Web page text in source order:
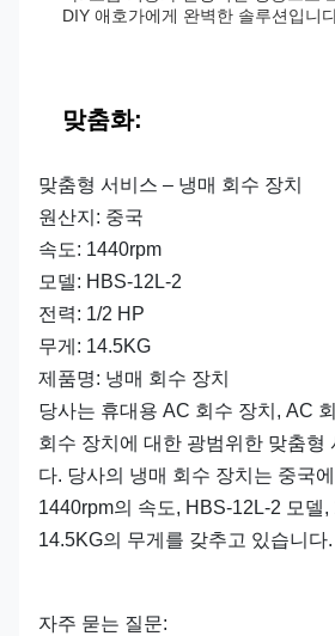
DIY 애호가에게 완벽한 솔루션입니
맞춤화:
맞춤형 서비스 – 냉매 회수 장치
원산지: 중국
속도: 1440rpm
모델: HBS-12L-2
전력: 1/2 HP
무게: 14.5KG
제품명: 냉매 회수 장치
당사는 휴대용 AC 회수 장치, AC
회수 장치에 대한 광범위한 맞춤형
다. 당사의 냉매 회수 장치는 중국
1440rpm의 속도, HBS-12L-2 모델,
14.5KG의 무게를 갖추고 있습니다.
자주 묻는 질문: